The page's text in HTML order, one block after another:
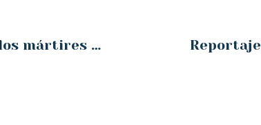
Voces: Clausura causa diocesana de los mártires agosto 1936 en Santander